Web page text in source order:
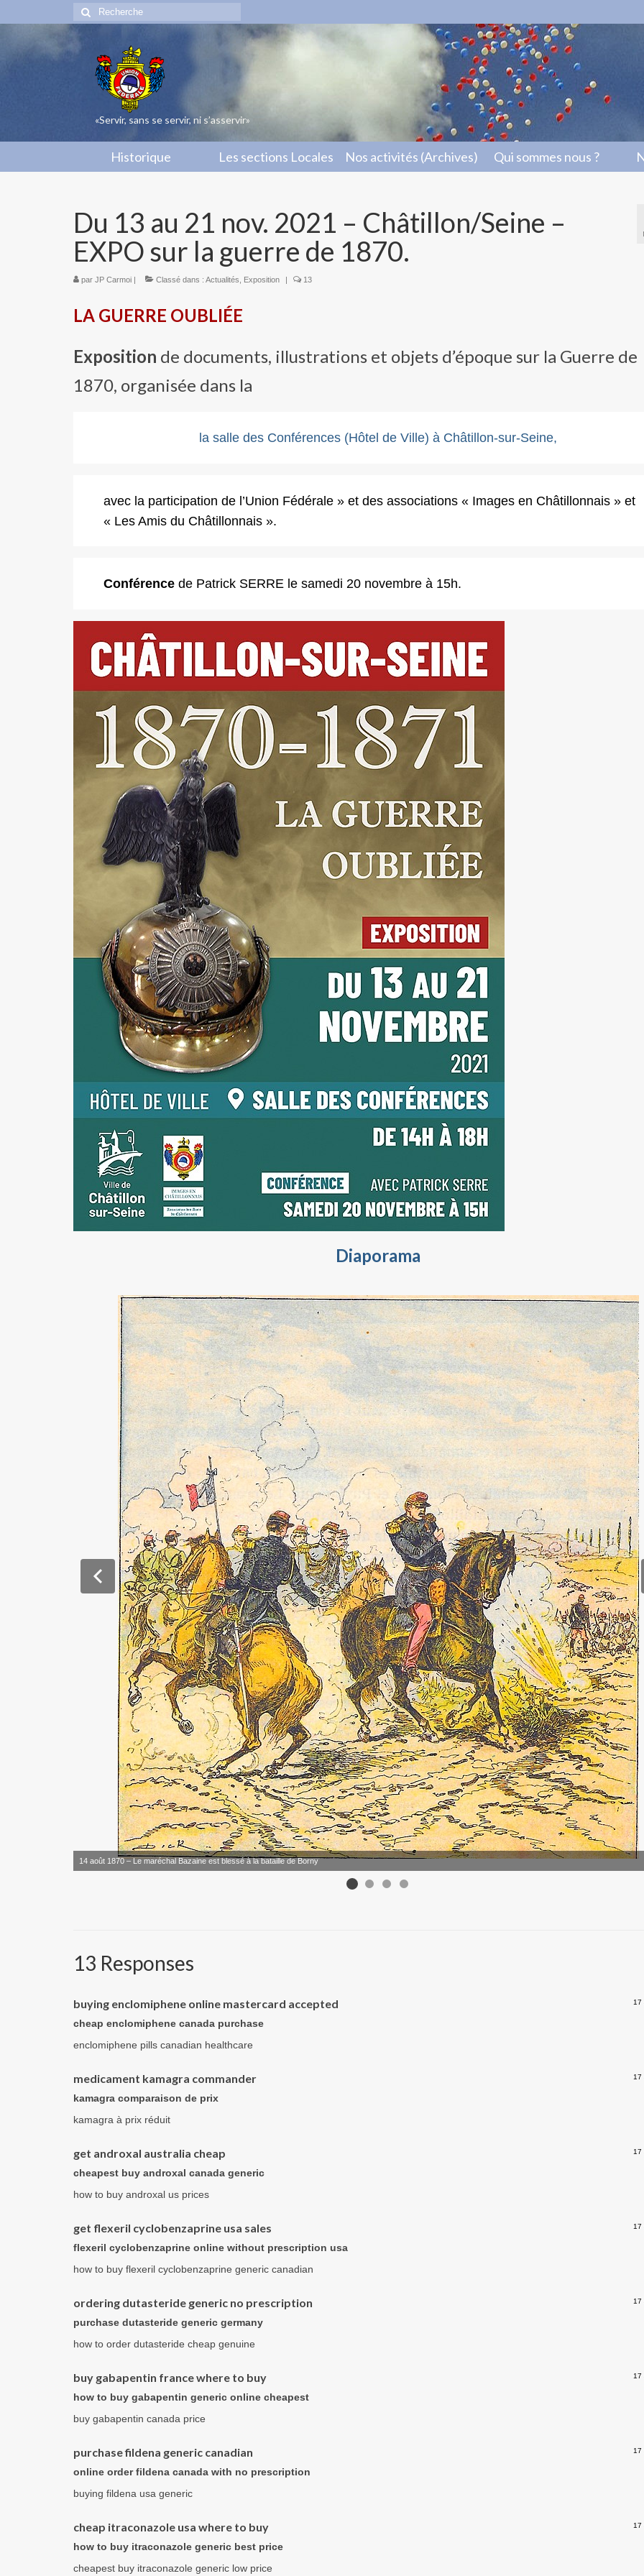
Rechercher
:
«Servir, sans se servir, ni s’asservir»
Historique Les sections Locales Nos activités (Archives) Qui sommes nous ?
Du 13 au 21 nov. 2021 – Châtillon/Seine –
EXPO sur la guerre de 1870.
par JP Carmoi | Classé dans : Actualités Exposition | 13
LA GUERRE OUBLIÉE
Exposition de documents, illustrations et objets d’époque sur la Guerre de
1870, organisée dans la
la salle des Conférences (Hôtel de Ville) à Châtillon-sur-Seine,
avec la participation de l’Union Fédérale » et des associations « Images en Châtillonnais » et
« Les Amis du Châtillonnais ».
Conférencede Patrick SERRE le samedi 20 novembre à 15h.
Diaporama
14 août 1870 – Le maréchal Bazaine est blessé à la bataille de Borny
13 Responses
buying enclomiphene online mastercard accepted 17
cheap enclomiphene canada purchase
enclomiphene pills canadian healthcare
medicament kamagra commander 17
kamagra comparaison de prix
kamagra à prix réduit
get androxal australia cheap 17
cheapest buy androxal canada generic
how to buy androxal us prices
get flexeril cyclobenzaprine usa sales 17
flexeril cyclobenzaprine online without prescription usa
how to buy flexeril cyclobenzaprine generic canadian
ordering dutasteride generic no prescription 17
purchase dutasteride generic germany
how to order dutasteride cheap genuine
buy gabapentin france where to buy 17
how to buy gabapentin generic online cheapest
buy gabapentin canada price
purchase fildena generic canadian 17
online order fildena canada with no prescription
buying fildena usa generic
cheap itraconazole usa where to buy 17
how to buy itraconazole generic best price
cheapest buy itraconazole generic low price